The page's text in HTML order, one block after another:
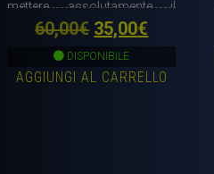
mettere assolutamente il
deleterio supporto fra
carburatore e motore. Per un
carburatore occorrono 2
pezzi.
60,00€ Il
prezzo
originale
35,00€
attuale
DISPONIBILE
AGGIUNGI AL CARRELLO